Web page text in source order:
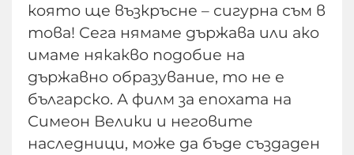
която ще възкръсне – сигурна съм в
това! Сега нямаме държава или ако
имаме някакво подобие на
държавно образувание, то не е
българско. А филм за епохата на
Симеон Велики и неговите
наследници, може да бъде създаден